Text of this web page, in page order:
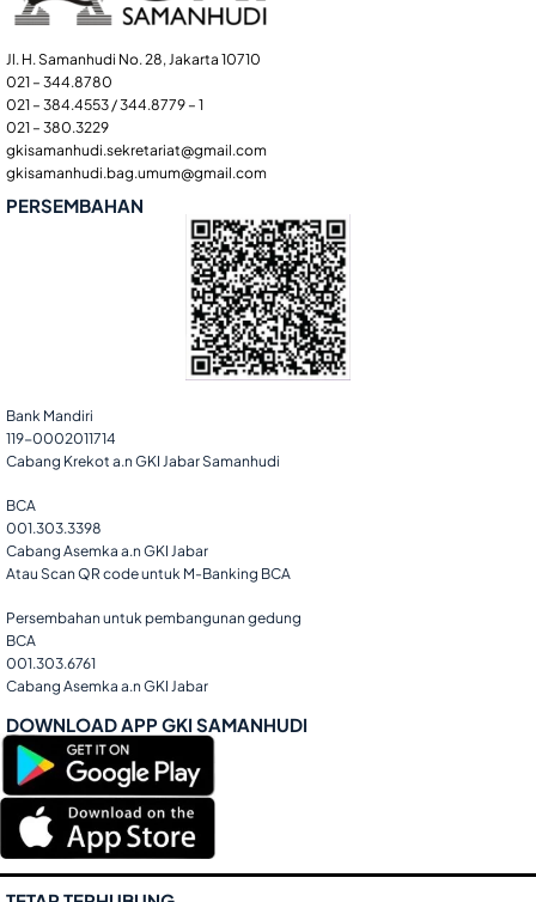
Jl. H. Samanhudi No. 28, Jakarta 10710
021 – 344.8780
021 – 384.4553 / 344.8779 – 1
021 – 380.3229
gkisamanhudi.sekretariat@gmail.com
gkisamanhudi.bag.umum@gmail.com
PERSEMBAHAN
Bank Mandiri
119-0002011714
Cabang Krekot a.n GKI Jabar Samanhudi
BCA
001.303.3398
Cabang Asemka a.n GKI Jabar
Atau Scan QR code untuk M-Banking BCA
Persembahan untuk pembangunan gedung
BCA
001.303.6761
Cabang Asemka a.n GKI Jabar
DOWNLOAD APP GKI SAMANHUDI